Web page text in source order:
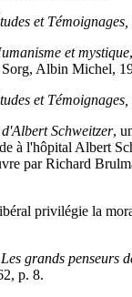
et
et mystique
Sorg, Albin Michel,
et
Schweitzer,
à l'hôpital Albert
par Richard
privilégie la
Les grands penseurs
p. 8.